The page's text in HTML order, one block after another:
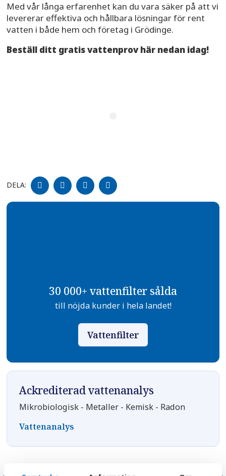
Med vår långa erfarenhet kan du vara säker på att vi
levererar effektiva och hållbara lösningar för rent
vatten i både hem och företag i Grödinge.
Beställ ditt gratis vattenprov här nedan idag!
DELA:
DELA
PÅ
FACEBOOK
DELA
PÅ
TWITTER
DELA
PÅ
LINKEDIN
DELA
PÅ
PINTEREST
30 000+ vattenfilter sålda
till nöjda kunder i hela landet!
Vattenfilter
Ackrediterad vattenanalys
Mikrobiologisk - Metaller - Kemisk - Radon
Vattenanalys